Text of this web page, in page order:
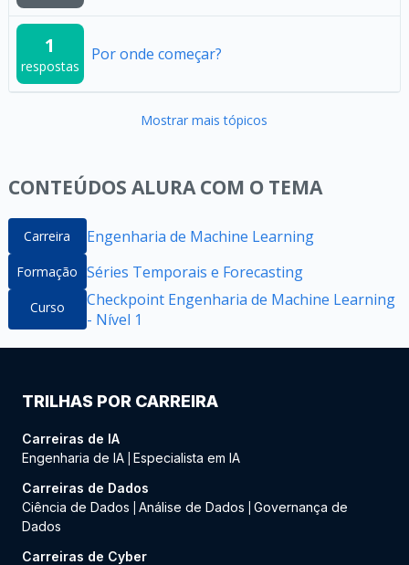
1
respostas
Por onde começar?
Mostrar mais tópicos
CONTEÚDOS ALURA COM O TEMA
Carreira Engenharia de Machine Learning
Formação Séries Temporais e Forecasting
Curso
Checkpoint Engenharia de Machine Learning
- Nível 1
TRILHAS POR CARREIRA
Carreiras de IA
Engenharia de IA Especialista em IA
Carreiras de Dados
Ciência de Dados
Análise de Dados
Governança de
Dados
Carreiras de Cyber